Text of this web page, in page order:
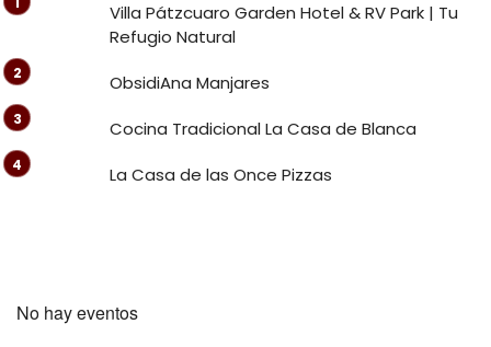
Villa Pátzcuaro Garden Hotel & RV Park | Tu
Refugio Natural
ObsidiAna Manjares
Cocina Tradicional La Casa de Blanca
La Casa de las Once Pizzas
No hay eventos